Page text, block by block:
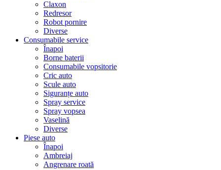
Claxon
Redresor
Robot pornire
Diverse
Consumabile service
Înapoi
Borne baterii
Consumabile vopsitorie
Cric auto
Scule auto
Siguranțe auto
Spray service
Spray vopsea
Vaselină
Diverse
Piese auto
Înapoi
Ambreiaj
Angrenare roată